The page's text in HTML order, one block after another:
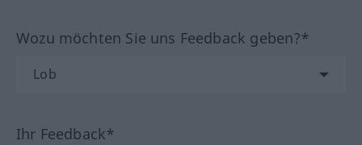
Wozu möchten Sie uns Feedback geben?*
Ihr Feedback*